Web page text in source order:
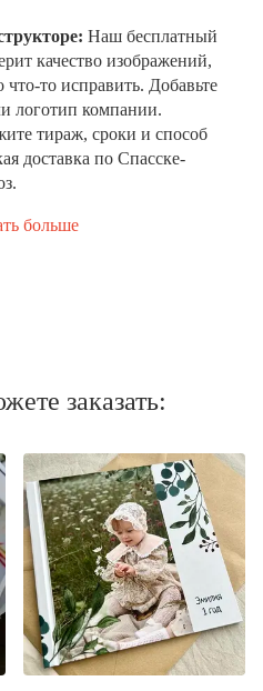
Наш бесплатный
качество изображений,
то исправить. Добавьте
логотип компании.
тираж, сроки и способ
доставка по Спасске-
больше
заказать: